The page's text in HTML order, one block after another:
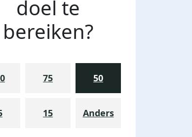
doel te
bereiken?
75 50
15 Anders